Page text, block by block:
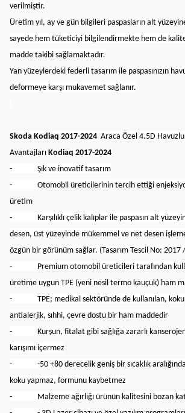
verilmiştir.
Üretim yıl, ay ve gün bilgileri paspasların alt
sayede hem tüketiciyi bilgilendirmekte hem de
madde takibi sağlamaktadır.
Yan yüzeylerdeki federli tasarım ile paspasınızın
deformeye karşı mukavemet sağlanır.
Skoda Kodiaq 2017-2024 Araca Özel 4.5D
Avantajları Kodiaq 2017-2024
- Şık ve inovatif tasarım
- Otomobil üreticilerinin tercih ettiği
üretim
- Karşılıklı çelik kalıplar ile paspasın alt
desen, üst yüzeyinde mükemmel ve net desen
özgün bir görünüm sağlar. (Tasarım Tescil No: 2017
- Premium otomobil üreticileri tarafından
üretime uygun TPE (yeni nesil termo kauçuk) ham
- TPE; medikal sektöründe de kullanılan, koku
antialerjik, sıhhi, çevre dostu bir ham maddedir
- Kurşun, fitalat gibi sağlığa zararlı kanserojen
karışımı içermez
- -50 +80 derecelik geniş bir sıcaklık aralığında
koku yapmaz, formunu kaybetmez
- Malzeme ağırlığı ürünün kalitesini bozan